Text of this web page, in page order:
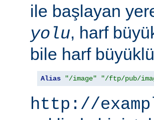
ile başlayan
yolu, harf
bile harf
Alias "/image" "/ftp/pub/
http://